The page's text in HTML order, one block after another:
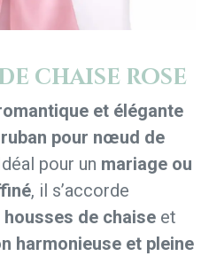
chaise rose
et élégante
ruban pour nœud de
pour un mariage ou
, il s’accorde
housses de chaise et
harmonieuse et pleine